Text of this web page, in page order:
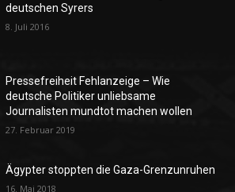
deutschen Syrers
8. Juli 2016
Pressefreiheit Fehlanzeige – Wie
deutsche Politiker unliebsame
Journalisten mundtot machen wollen
27. Februar 2019
Ägypter stoppten die Gaza-Grenzunruhen
16. Mai 2018